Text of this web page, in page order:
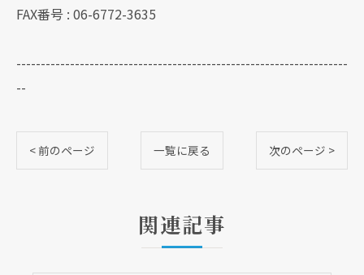
FAX番号 : 06-6772-3635
--------------------------------------------------------------------
--
< 前のページ 一覧に戻る 次のページ >
関連記事